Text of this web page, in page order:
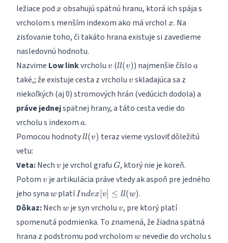
ležiace pod x
x obsahujú spätnú hranu, ktorá ich spája s
vrcholom s menším indexom ako má vrchol x
x. Na
zisťovanie toho, či takáto hrana existuje si zavedieme
nasledovnú hodnotu.
Nazvime Low linkvrcholu v
v (ll(v)
ll(v)) najmenšie číslo a
a
také,; že existuje cesta z vrcholu v
v skladajúca sa z
niekoľkých (aj 0) stromových hrán (vedúcich dodola) a
práve jednejspätnej hrany, a táto cesta vedie do
vrcholu s indexom a
a.
Pomocou hodnoty ll(v)
ll(v) teraz vieme vysloviť dôležitú
vetu:
Veta:Nech v
v je vrchol grafu G
G, ktorý nie je koreň.
Potom v
v je artikulácia práve vtedy ak aspoň pre jedného
jeho syna w
w platíIndex[v]
ll(w)
Index v ≤ ll(w).
Dôkaz:Nech w
wje syn vrcholuv
v, pre ktorý platí
spomenutá podmienka. To znamená, že žiadna spätná
hrana z podstromu pod vrcholom w
w nevedie do vrcholu s